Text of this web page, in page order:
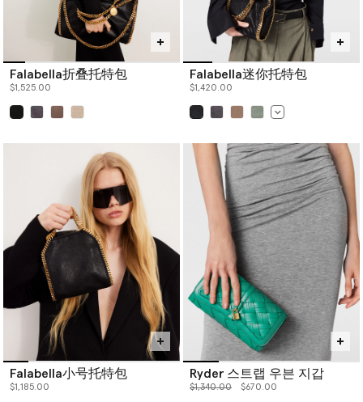
Falabella折叠托特包
$1,525.00
Falabella迷你托特包
$1,420.00
Falabella小号托特包
$1,185.00
Ryder 스트랩 우븐 지갑
价格从
$1,340.00下降至
$670.00